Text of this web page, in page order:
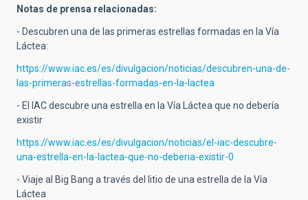
Notas de prensa relacionadas:
- Descubren una de las primeras estrellas formadas en la Vía
Láctea:
https://www.iac.es/es/divulgacion/noticias/descubren-una-de-
las-primeras-estrellas-formadas-en-la-lactea
- El IAC descubre una estrella en la Vía Láctea que no debería
existir
https://www.iac.es/es/divulgacion/noticias/el-iac-descubre-
una-estrella-en-la-lactea-que-no-deberia-existir-0
- Viaje al Big Bang a través del litio de una estrella de la Vía
Láctea